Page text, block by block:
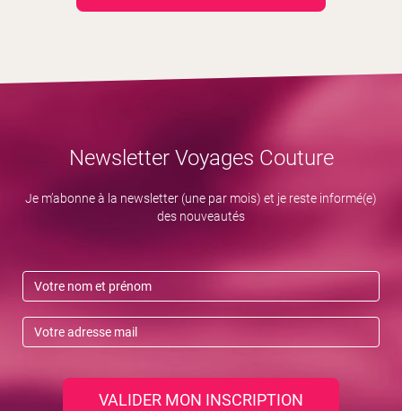
Newsletter Voyages Couture
Je m’abonne à la newsletter (une par mois) et je reste informé(e)
des nouveautés
VALIDER MON INSCRIPTION